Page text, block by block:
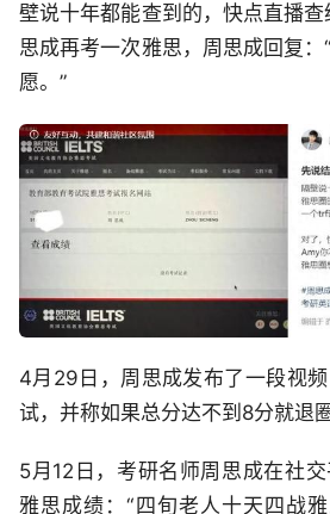
壁说十年都能查到的，快点直播查
思成再考一次雅思，周思成回复
愿。”
4月29日，周思成发布了一段视
试，并称如果总分达不到8分就退圈
5月12日，考研名师周思成在社
雅思成绩：“四旬老人十天四战